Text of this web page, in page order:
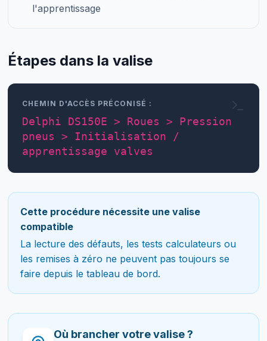
l'apprentissage
Étapes dans la valise
CHEMIN D'ACCÈS PRÉCONISÉ :
Delphi DS150E > Roues > Pression
pneus > Initialisation /
apprentissage valves
Cette procédure nécessite une valise
compatible
La lecture des défauts, les tests calculateurs ou
les remises à zéro ne peuvent pas toujours se
faire depuis le tableau de bord.
Où brancher votre valise ?